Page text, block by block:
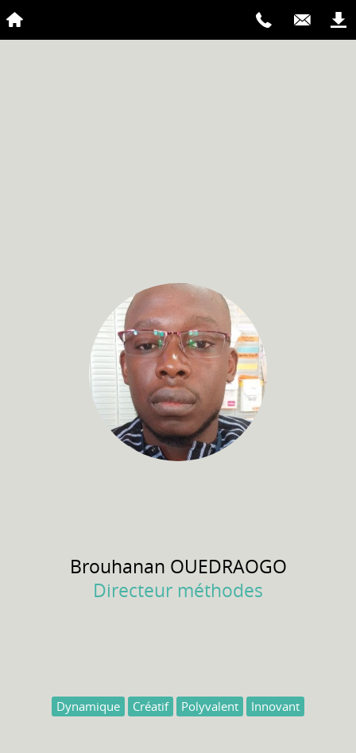
Brouhanan OUEDRAOGO
Directeur méthodes
Dynamique Créatif Polyvalent Innovant